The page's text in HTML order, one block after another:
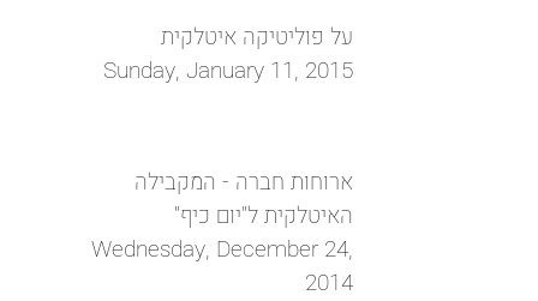
על פוליטיקה איטלקית
Sunday, January 11, 2015
ארוחות חברה - המקבילה
האיטלקית ל"יום כיף"
Wednesday, December 24,
2014